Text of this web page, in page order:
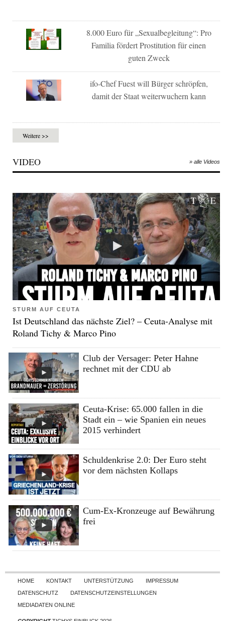
8.000 Euro für „Sexualbegleitung“: Pro
Familia fördert Prostitution für einen
guten Zweck
ifo-Chef Fuest will Bürger schröpfen,
damit der Staat weiterwuchern kann
Weitere >>
VIDEO » alle Videos
STURM AUF CEUTA
Ist Deutschland das nächste Ziel? – Ceuta-Analyse mit
Roland Tichy & Marco Pino
Club der Versager: Peter Hahne
rechnet mit der CDU ab
Ceuta-Krise: 65.000 fallen in die
Stadt ein – wie Spanien ein neues
2015 verhindert
Schuldenkrise 2.0: Der Euro steht
vor dem nächsten Kollaps
Cum-Ex-Kronzeuge auf Bewährung
frei
Skip to content
HOME KONTAKT UNTERSTÜTZUNG
IMPRESSUM
DATENSCHUTZ
DATENSCHUTZEINSTELLUNGEN
MEDIADATEN ONLINE